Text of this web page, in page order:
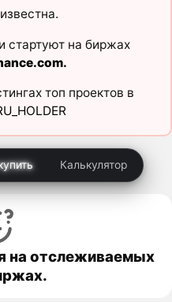
стартуют на биржах
.
топ проектов в
Калькулятор
на отслеживаемых